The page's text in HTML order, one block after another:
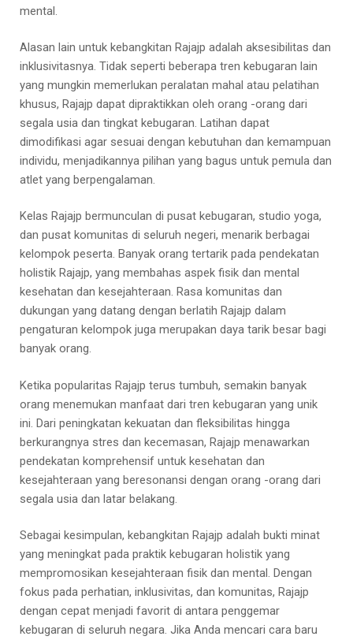
mental.
Alasan lain untuk kebangkitan Rajajp adalah aksesibilitas dan
inklusivitasnya. Tidak seperti beberapa tren kebugaran lain
yang mungkin memerlukan peralatan mahal atau pelatihan
khusus, Rajajp dapat dipraktikkan oleh orang -orang dari
segala usia dan tingkat kebugaran. Latihan dapat
dimodifikasi agar sesuai dengan kebutuhan dan kemampuan
individu, menjadikannya pilihan yang bagus untuk pemula dan
atlet yang berpengalaman.
Kelas Rajajp bermunculan di pusat kebugaran, studio yoga,
dan pusat komunitas di seluruh negeri, menarik berbagai
kelompok peserta. Banyak orang tertarik pada pendekatan
holistik Rajajp, yang membahas aspek fisik dan mental
kesehatan dan kesejahteraan. Rasa komunitas dan
dukungan yang datang dengan berlatih Rajajp dalam
pengaturan kelompok juga merupakan daya tarik besar bagi
banyak orang.
Ketika popularitas Rajajp terus tumbuh, semakin banyak
orang menemukan manfaat dari tren kebugaran yang unik
ini. Dari peningkatan kekuatan dan fleksibilitas hingga
berkurangnya stres dan kecemasan, Rajajp menawarkan
pendekatan komprehensif untuk kesehatan dan
kesejahteraan yang beresonansi dengan orang -orang dari
segala usia dan latar belakang.
Sebagai kesimpulan, kebangkitan Rajajp adalah bukti minat
yang meningkat pada praktik kebugaran holistik yang
mempromosikan kesejahteraan fisik dan mental. Dengan
fokus pada perhatian, inklusivitas, dan komunitas, Rajajp
dengan cepat menjadi favorit di antara penggemar
kebugaran di seluruh negara. Jika Anda mencari cara baru